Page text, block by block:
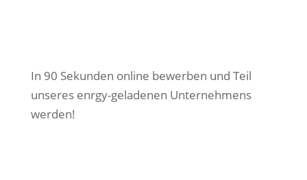
In 90 Sekunden online bewerben und Teil
unseres enrgy-geladenen Unternehmens
werden!